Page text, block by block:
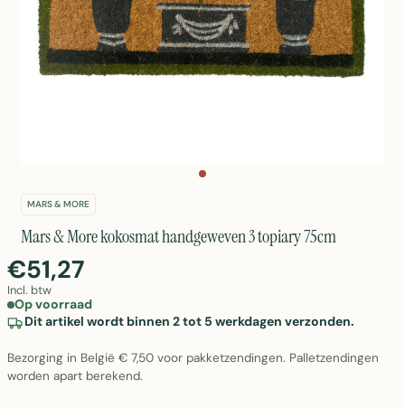
MARS & MORE
Mars & More kokosmat handgeweven 3 topiary 75cm
€51,27
Incl. btw
Op voorraad
Dit artikel wordt binnen 2 tot 5 werkdagen verzonden.
Bezorging in België € 7,50 voor pakketzendingen. Palletzendingen
worden apart berekend.